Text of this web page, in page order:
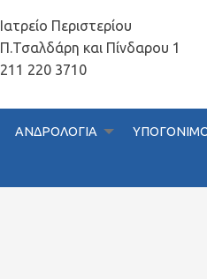
Ιατρείο Περιστερίου
Π.Τσαλδάρη και Πίνδαρου 1
211 220 3710
ΑΝΔΡΟΛΟΓΙΑ